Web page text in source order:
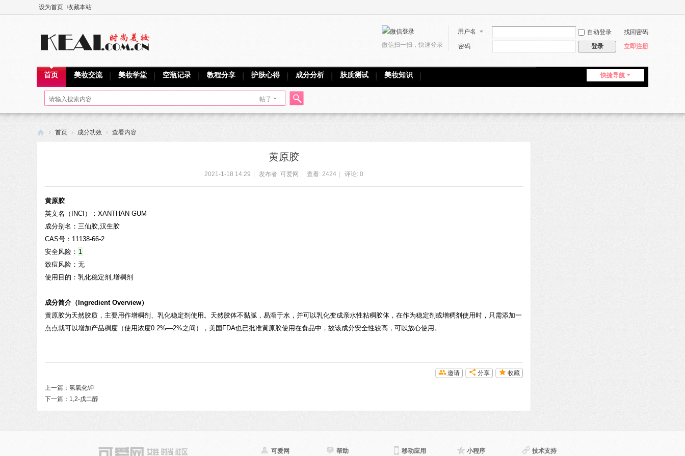
设为首页 收藏本站
用户名 自动登录
找回密码
密码
登录 立即注册
微信扫一扫，快速登录
快捷导航
首页 美妆交流 美妆学堂 空瓶记录 教程分享 护肤心得 成分分析 肤质测试 美妆知识
帖子
搜
索
› 首页 › 成分功效 › 查看内容
黄原胶
2021-1-18 14:29 发布者: 可爱网 查看: 2424 评论: 0
黄原胶
英文名（INCI）：XANTHAN GUM
成分别名：三仙胶,汉生胶
CAS号：11138-66-2
安全风险： 1
致痘风险： 无
使用目的：乳化稳定剂,增稠剂
成分简介（Ingredient Overview）
黄原胶为天然胶质，主要用作增稠剂、乳化稳定剂使用。天然胶体不黏腻，易溶于水，并可以乳化变成亲水性粘稠胶体，在作为稳定剂或增稠剂使用时，只需添加一
点点就可以增加产品稠度（使用浓度0.2%—2%之间），美国FDA也已批准黄原胶使用在食品中，故该成分安全性较高，可以放心使用。
收藏
分享
邀请
上一篇： 氢氧化钾
下一篇： 1,2-戊二醇
可爱网 帮助 移动应用 小程序 技术支持